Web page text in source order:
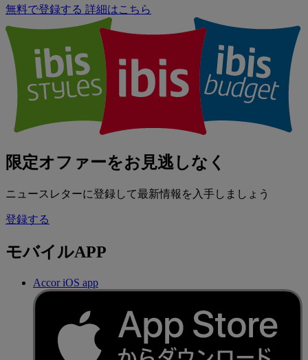
無料で登録する 詳細はこちら
限定オファーをお見逃しなく
ニュースレターに登録して最新情報を入手しましょう
登録する
モバイルAPP
Accor iOS app